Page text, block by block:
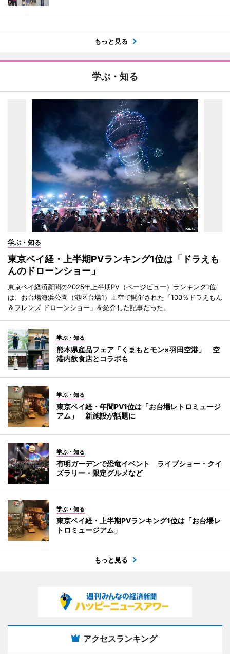
もっと見る
学ぶ・知る
学ぶ・知る
東京ベイ経・上半期PVランキング1位は「ドラえも
んのドローンショー」
東京ベイ経済新聞の2025年上半期PV（ページビュー）ランキング1位
は、お台場海浜公園（港区台場1）上空で開催された「100％ドラえもん
＆フレンズ ドローンショー」を紹介した記事だった。
学ぶ・知る
熊本県産品フェア「くまもとモン×羽田空港」 空
港内飲食店とコラボも
学ぶ・知る
東京ベイ経・年間PV1位は「お台場レトロミュージ
アム」 新施設が話題に
学ぶ・知る
有明ガーデンで恐竜イベント ライブショー・クイ
ズラリー・限定グルメなど
学ぶ・知る
東京ベイ経・上半期PVランキング1位は「お台場レ
トロミュージアム」
もっと見る
アクセスランキング